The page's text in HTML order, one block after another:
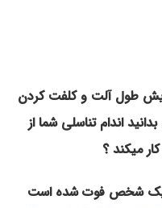
طول آلت و کلفت کردن
اندام تناسلی شما از
میکند ؟
یک شخص فوت شده است